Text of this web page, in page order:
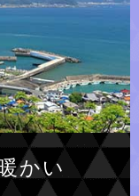
かい